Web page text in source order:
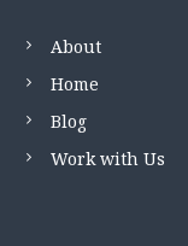
About
Home
Blog
Work with Us